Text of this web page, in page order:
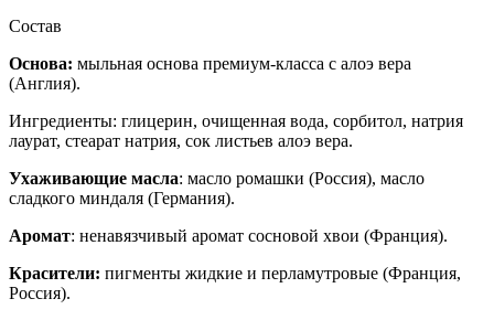
Состав
Основа: мыльная основа премиум-класса с алоэ вера
(Англия).
Ингредиенты: глицерин, очищенная вода, сорбитол, натрия
лаурат, стеарат натрия, сок листьев алоэ вера.
Ухаживающие масла: масло ромашки (Россия), масло
сладкого миндаля (Германия).
Аромат: ненавязчивый аромат сосновой хвои (Франция).
Красители: пигменты жидкие и перламутровые (Франция,
Россия).